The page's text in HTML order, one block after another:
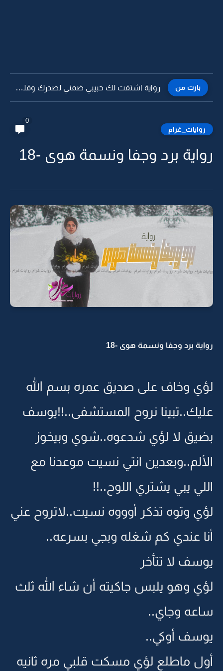
بارت من رواية اشتقت لك حبيبي ضمني لصدرك وقلي احبك -12
روايات_غرام
0
رواية برد وجفا ونسمة هوى -18
رواية برد وجفا ونسمة هوى -18
لؤي وخاف على صديق عمره بسم الله
عليك..تبينا نروح المستشفى..!!يوسف
بضيق لا لؤي شدعوه..شوي وبيخوز
الألم..وبعدين انتي نسيت موعدنا مع
اللي يبي يشتري اللوح..!!
لؤي وتوه تذكر أوووه نسيت..لاتروح عني
أنا عندي كم شغله وبجي بسرعه..
يوسف لا تتأخر
لؤي وهو يلبس جاكيته أن شاء الله ثلث
ساعه وجاي..
يوسف أوكي..
أول ماطلع لؤي مسكت قلبي مره ثانيه